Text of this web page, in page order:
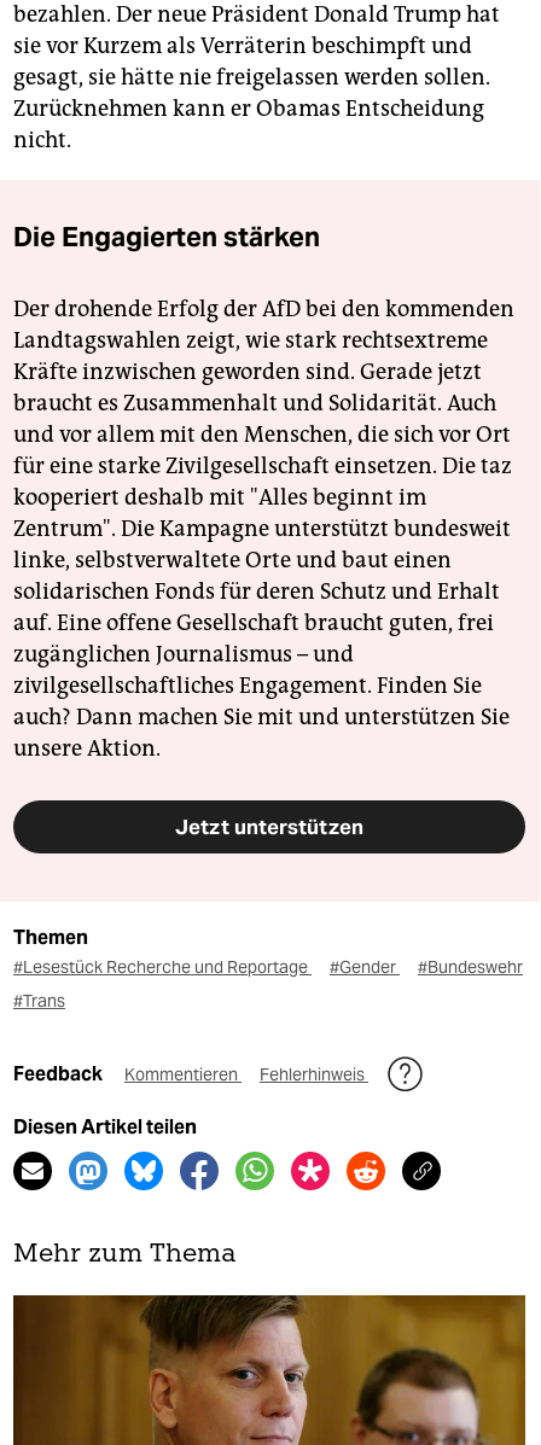
bezahlen. Der neue Präsident Donald Trump hat
sie vor Kurzem als Verräterin beschimpft und
gesagt, sie hätte nie freigelassen werden sollen.
Zurücknehmen kann er Obamas Entscheidung
nicht.
Die Engagierten stärken
Der drohende Erfolg der AfD bei den kommenden
Landtagswahlen zeigt, wie stark rechtsextreme
Kräfte inzwischen geworden sind. Gerade jetzt
braucht es Zusammenhalt und Solidarität. Auch
und vor allem mit den Menschen, die sich vor Ort
für eine starke Zivilgesellschaft einsetzen. Die taz
kooperiert deshalb mit "Alles beginnt im
Zentrum". Die Kampagne unterstützt bundesweit
linke, selbstverwaltete Orte und baut einen
solidarischen Fonds für deren Schutz und Erhalt
auf. Eine offene Gesellschaft braucht guten, frei
zugänglichen Journalismus – und
zivilgesellschaftliches Engagement. Finden Sie
auch? Dann machen Sie mit und unterstützen Sie
unsere Aktion.
Jetzt unterstützen
Themen
#Lesestück Recherche und Reportage #Gender
#Bundeswehr
#Trans
Feedback Kommentieren Fehlerhinweis
Diesen Artikel teilen
Mehr zum Thema